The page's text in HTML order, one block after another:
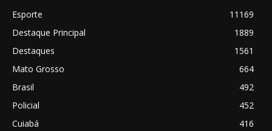
Esporte
11169
Destaque Principal
1889
Destaques
1561
Mato Grosso
664
Brasil
492
Policial
452
Cuiabá
416